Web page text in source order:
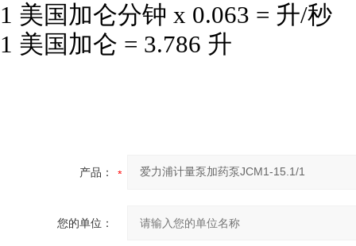
1 美国加仑分钟 x 0.063 = 升/秒
1 美国加仑 = 3.786 升
产品：
您的单位：